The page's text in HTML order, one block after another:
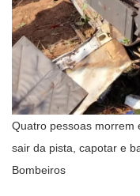
Quatro pessoas morrem
sair da pista, capotar e
Bombeiros